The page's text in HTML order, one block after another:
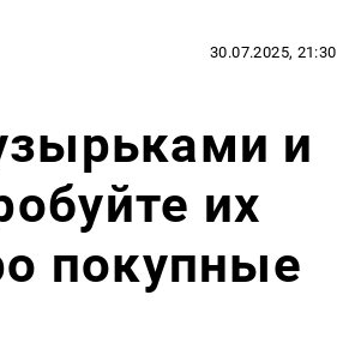
30.07.2025, 21:30
и
их
покупные